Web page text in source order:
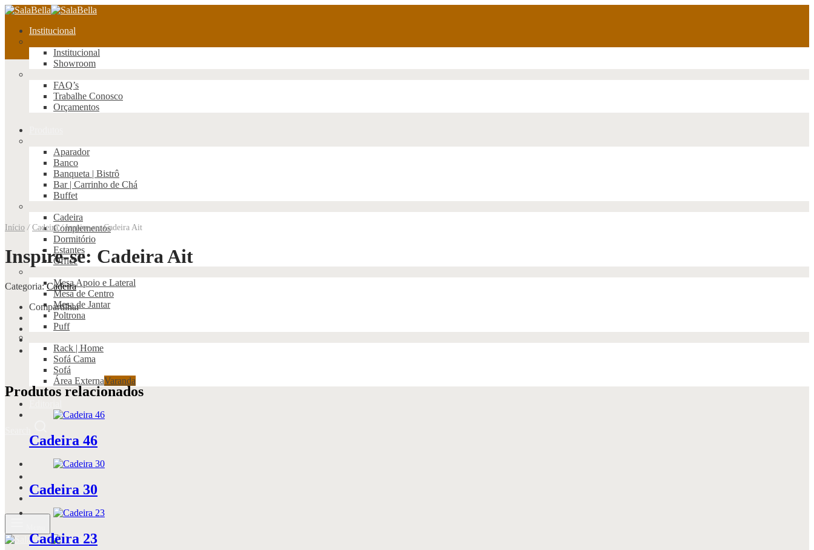
Institucional
Institucional
Showroom
FAQ’s
Trabalhe Conosco
Orçamentos
Aparador
Banco
Banqueta | Bistrô
Bar | Carrinho de Chá
Buffet
Cadeira
Complementos
Dormitório
Estantes
Office
Mesa Apoio e Lateral
Mesa de Centro
Mesa de Jantar
Poltrona
Puff
Rack | Home
Sofá Cama
Sofá
Área ExternaVaranda
Início / Cadeira /Inspire-se: Cadeira Ait
Inspire-se: Cadeira Ait
Categoria:Cadeira
Compartilhar
Produtos relacionados
Cadeira 46
Cadeira 30
Cadeira 23